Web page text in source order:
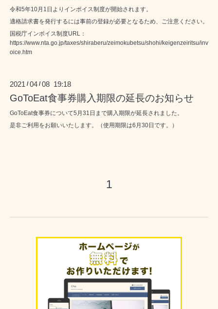
令和5年10月1日よりインボイス制度が開始されます。
適格請求書を発行するには事前の登録が必要となるため、ご注意ください。
国税庁インボイス制度URL：
https://www.nta.go.jp/taxes/shiraberu/zeimokubetsu/shohi/keigenzeiritsu/inv
oice.htm
2021 /04 /08 19:18
GoToEat食事券購入期限の延長のお知らせ
GoToEat食事券について5月31日まで購入期限が延長されました。
是非ご利用をお願いいたします。（使用期限は6月30日です。）
1